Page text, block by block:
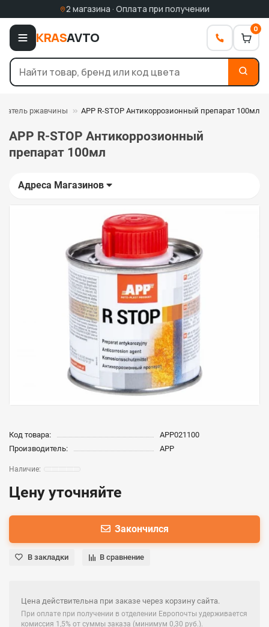
2 магазина · Оплата при получении
KRASAVTO
0
ржавчины APP R-STOP Антикоррозионный препарат 100мл
APP R-STOP Антикоррозионный
препарат 100мл
Адреса Магазинов
Код товара:
APP021100
Производитель:
APP
Цену уточняйте
Закончился
В закладки В сравнение
Цена действительна при заказе через корзину сайта.
При оплате при получении в отделении Европочты удерживается
комиссия 1,5% от суммы заказа (минимум 0,30 руб.).